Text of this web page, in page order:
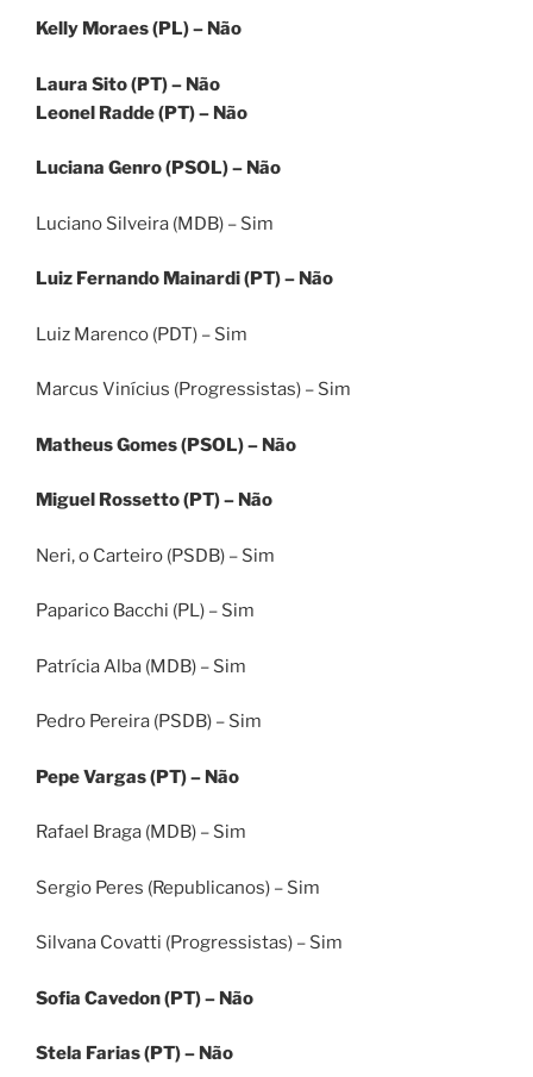
Kelly Moraes (PL) – Não
Laura Sito (PT) – Não
Leonel Radde (PT) – Não
Luciana Genro (PSOL) – Não
Luciano Silveira (MDB) – Sim
Luiz Fernando Mainardi (PT) – Não
Luiz Marenco (PDT) – Sim
Marcus Vinícius (Progressistas) – Sim
Matheus Gomes (PSOL) – Não
Miguel Rossetto (PT) – Não
Neri, o Carteiro (PSDB) – Sim
Paparico Bacchi (PL) – Sim
Patrícia Alba (MDB) – Sim
Pedro Pereira (PSDB) – Sim
Pepe Vargas (PT) – Não
Rafael Braga (MDB) – Sim
Sergio Peres (Republicanos) – Sim
Silvana Covatti (Progressistas) – Sim
Sofia Cavedon (PT) – Não
Stela Farias (PT) – Não